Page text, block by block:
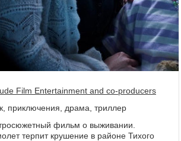
Film Entertainment and co-producers
приключения, драма, триллер
фильм о выживании.
терпит крушение в районе Тихого